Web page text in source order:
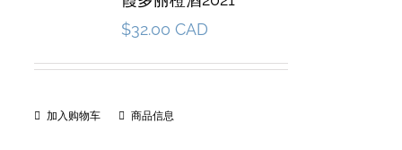
$32.00 CAD
加入购物车 商品信息